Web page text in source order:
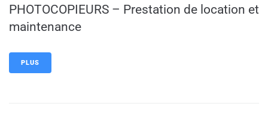
PHOTOCOPIEURS – Prestation de location et
maintenance
PLUS